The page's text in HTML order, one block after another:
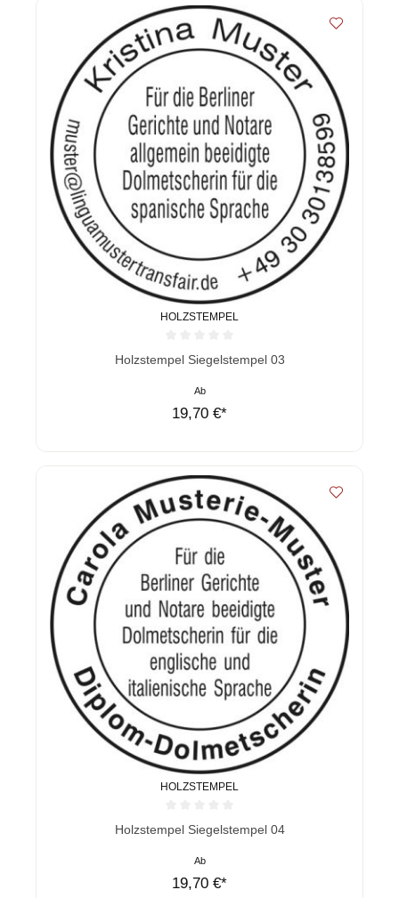
HOLZSTEMPEL
Durchschnittliche Bewertung von 0 von 5 Sternen
Holzstempel Siegelstempel 03
Ab
19,70 €*
HOLZSTEMPEL
Durchschnittliche Bewertung von 0 von 5 Sternen
Holzstempel Siegelstempel 04
Ab
19,70 €*